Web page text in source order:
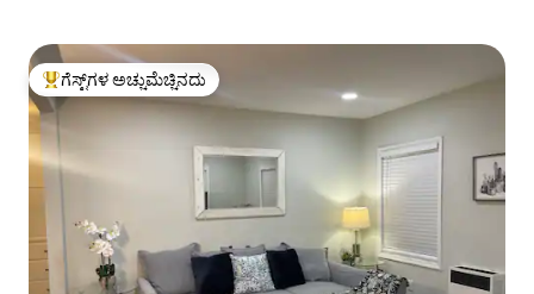
ಗೆಸ್ಟ್‌ಗಳಿಗೆ ಅತಿ ಹೆಚ್ಚು ಅಚ್ಚುಮೆಚ್ಚಿನದು
ಗೆಸ್ಟ್‌ಗಳ ಅಚ್ಚುಮೆಚ್ಚಿನದು